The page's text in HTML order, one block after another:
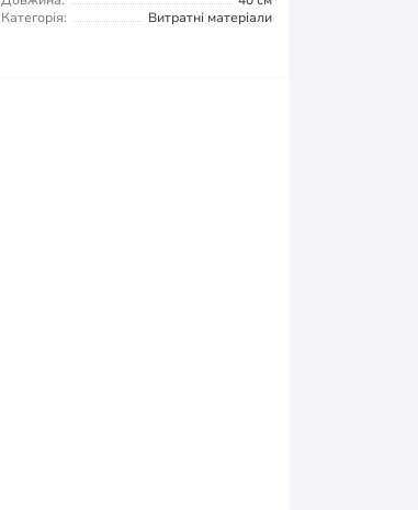
Категорія:
Витратні матеріали